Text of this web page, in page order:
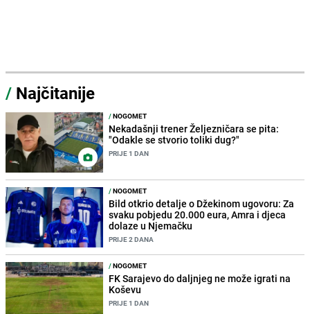
/ Najčitanije
/NOGOMET
Nekadašnji trener Željezničara se pita:
"Odakle se stvorio toliki dug?"
PRIJE 1 DAN
/NOGOMET
Bild otkrio detalje o Džekinom ugovoru: Za
svaku pobjedu 20.000 eura, Amra i djeca
dolaze u Njemačku
PRIJE 2 DANA
/NOGOMET
FK Sarajevo do daljnjeg ne može igrati na
Koševu
PRIJE 1 DAN